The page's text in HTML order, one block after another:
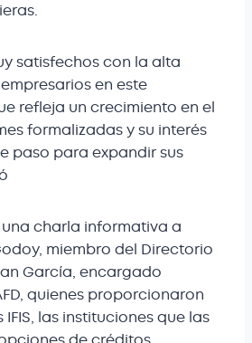
satisfechos con la alta
en este
refleja un crecimiento en el
formalizadas y su interés
paso para expandir sus
charla informativa a
miembro del Directorio
García, encargado
quienes proporcionaron
las instituciones que las